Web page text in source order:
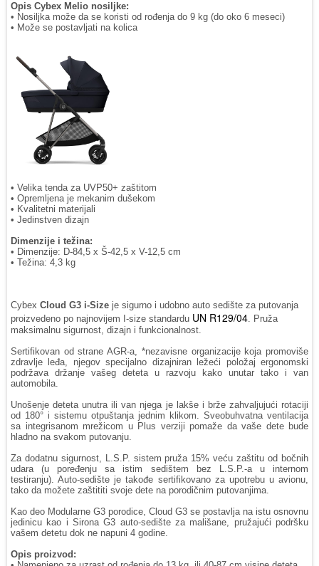
Opis Cybex Melio nosiljke:
• Nosiljka može da se koristi od rođenja do 9 kg (do oko 6 meseci)
• Može se postavljati na kolica
• Velika tenda za UVP50+ zaštitom
• Opremljena je mekanim dušekom
• Kvalitetni materijali
• Jedinstven dizajn
Dimenzije i težina:
• Dimenzije: D-84,5 x Š-42,5 x V-12,5 cm
• Težina: 4,3 kg
Cybex Cloud G3 i-Size je sigurno i udobno auto sedište za putovanja
proizvedeno po najnovijem I-size standardu UN R129/04. Pruža
maksimalnu sigurnost, dizajn i funkcionalnost.
Sertifikovan od strane AGR-a, *nezavisne organizacije koja promoviše
zdravlje leđa, njegov specijalno dizajniran ležeći položaj ergonomski
podržava držanje vašeg deteta u razvoju kako unutar tako i van
automobila.
Unošenje deteta unutra ili van njega je lakše i brže zahvaljujući rotaciji
od 180° i sistemu otpuštanja jednim klikom. Sveobuhvatna ventilacija
sa integrisanom mrežicom u Plus verziji pomaže da vaše dete bude
hladno na svakom putovanju.
Za dodatnu sigurnost, L.S.P. sistem pruža 15% veću zaštitu od bočnih
udara (u poređenju sa istim sedištem bez L.S.P.-a u internom
testiranju). Auto-sedište je takođe sertifikovano za upotrebu u avionu,
tako da možete zaštititi svoje dete na porodičnim putovanjima.
Kao deo Modularne G3 porodice, Cloud G3 se postavlja na istu osnovnu
jedinicu kao i Sirona G3 auto-sedište za mališane, pružajući podršku
vašem detetu dok ne napuni 4 godine.
Opis proizvod: